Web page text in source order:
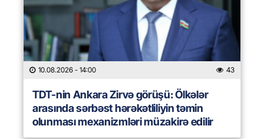
10.08.2026 - 14:00 43
TDT-nin Ankara Zirvə görüşü: Ölkələr
arasında sərbəst hərəkətliliyin təmin
olunması mexanizmləri müzakirə edilir